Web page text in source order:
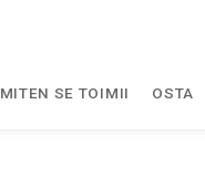
MITEN SE TOIMII OSTA